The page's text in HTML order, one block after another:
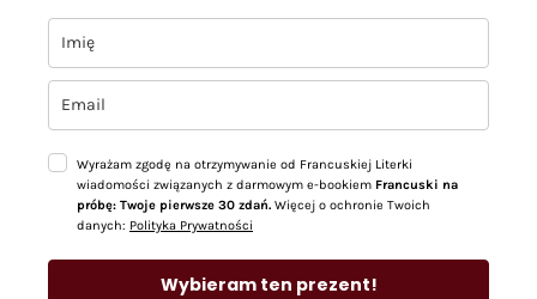
Wyrażam zgodę na otrzymywanie od Francuskiej Literki
wiadomości związanych z darmowym e-bookiem Francuski na
próbę: Twoje pierwsze 30 zdań. Więcej o ochronie Twoich
danych: Polityka Prywatności
Wybieram ten prezent!